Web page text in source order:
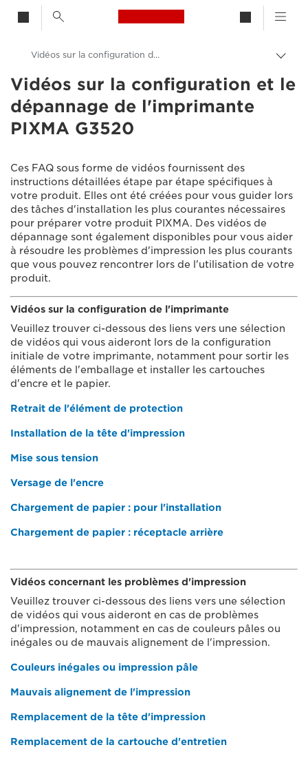
Canon Logo, back to
entre
les
Canon
Assistance produits clients
Vidéos sur la configuration de l'imprimante PIXMA G3520
Vidéos sur la configuration et le
dépannage de l'imprimante
PIXMA G3520
Ces FAQ sous forme de vidéos fournissent des
instructions détaillées étape par étape spécifiques à
votre produit. Elles ont été créées pour vous guider lors
des tâches d'installation les plus courantes nécessaires
pour préparer votre produit PIXMA. Des vidéos de
dépannage sont également disponibles pour vous aider
à résoudre les problèmes d'impression les plus courants
que vous pouvez rencontrer lors de l'utilisation de votre
produit.
Vidéos sur la configuration de l'imprimante
Veuillez trouver ci-dessous des liens vers une sélection
de vidéos qui vous aideront lors de la configuration
initiale de votre imprimante, notamment pour sortir les
éléments de l'emballage et installer les cartouches
d'encre et le papier.
Retrait de l'élément de protection
Installation de la tête d'impression
Mise sous tension
Versage de l'encre
Chargement de papier : pour l'installation
Chargement de papier : réceptacle arrière
Vidéos concernant les problèmes d'impression
Veuillez trouver ci-dessous des liens vers une sélection
de vidéos qui vous aideront en cas de problèmes
d'impression, notamment en cas de couleurs pâles ou
inégales ou de mauvais alignement de l'impression.
Couleurs inégales ou impression pâle
Mauvais alignement de l'impression
Remplacement de la tête d'impression
Remplacement de la cartouche d'entretien